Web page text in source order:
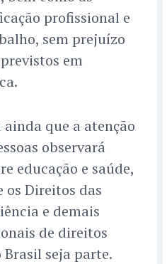
profissional e
sem prejuízo
em
que a atenção
observará
educação e saúde,
os Direitos das
e demais
de direitos
seja parte.